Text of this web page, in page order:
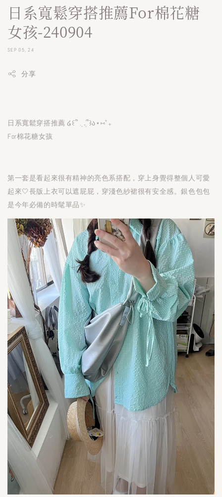
日系寬鬆穿搭推薦For棉花糖
女孩-240904
SEP 05, 24
分享
日系寬鬆穿搭推薦 ໒꒰՞ ܸ. .ܸ՞꒱ა⋆⑅˚₊
For棉花糖女孩
第一套是看起來很有精神的亮色系搭配，穿上身覺得整個人可愛
起來🤍長版上衣可以遮屁屁，穿淺色紗裙很有安全感。銀色包包
是今年必備的時髦單品✨